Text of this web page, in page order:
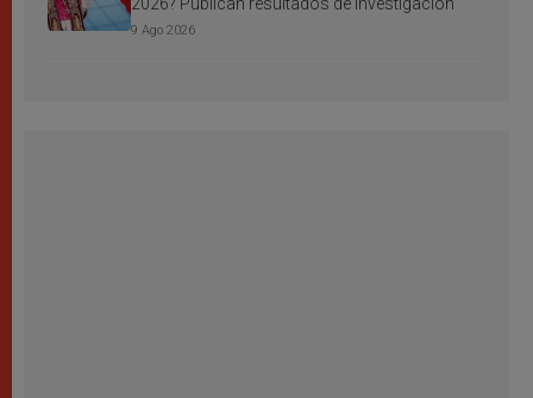
2026? Publican resultados de investigación
9 Ago 2026